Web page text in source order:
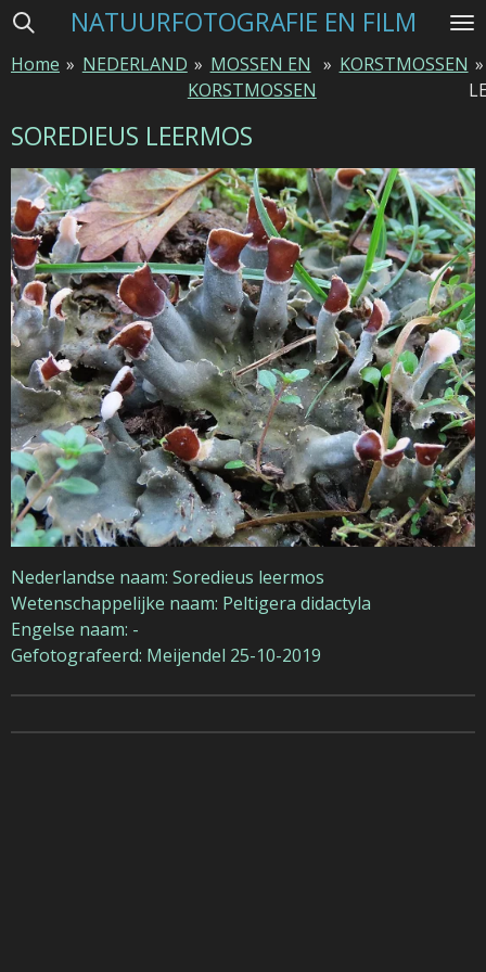
Ga
naar
hoofdinhoud
NATUURFOTOGRAFIE EN FILM
Home » NEDERLAND » MOSSEN EN
KORSTMOSSEN
» KORSTMOSSEN »
SOREDIEUS LEERMOS
Nederlandse naam: Soredieus leermos
Wetenschappelijke naam: Peltigera didactyla
Engelse naam: -
Gefotografeerd: Meijendel 25-10-2019